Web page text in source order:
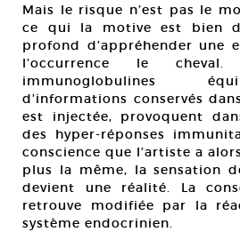
Mais le risque n’est pas le
ce qui la motive est bien
profond d’appréhender une
l’occurrence le
immunoglobulines
d’informations conservés
est injectée, provoquent
des hyper-réponses
conscience que l’artiste a
plus la même, la sensation
devient une réalité. La
retrouve modifiée par la
système endocrinien.